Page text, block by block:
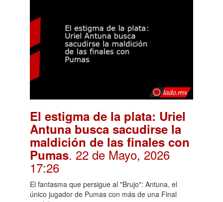
El estigma de la plata: Uriel
Antuna busca sacudirse la
maldición de las finales con
Pumas. 22 de Mayo, 2026
17:26
El fantasma que persigue al "Brujo": Antuna, el
único jugador de Pumas con más de una Final